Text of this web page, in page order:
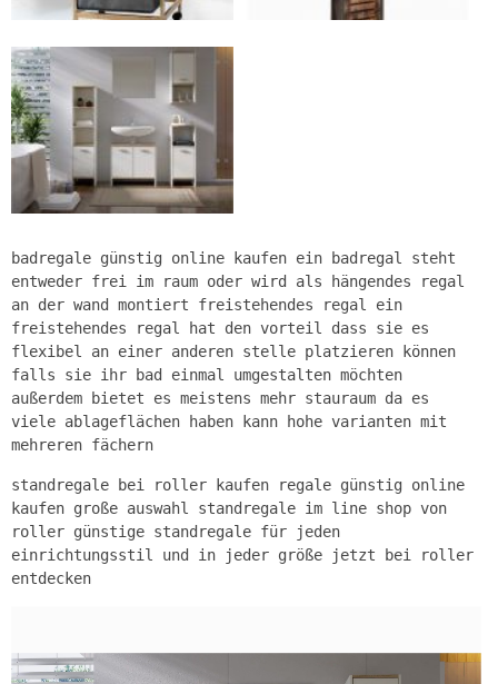
badregale günstig online kaufen ein badregal steht
entweder frei im raum oder wird als hängendes regal
an der wand montiert freistehendes regal ein
freistehendes regal hat den vorteil dass sie es
flexibel an einer anderen stelle platzieren können
falls sie ihr bad einmal umgestalten möchten
außerdem bietet es meistens mehr stauraum da es
viele ablageflächen haben kann hohe varianten mit
mehreren fächern
standregale bei roller kaufen regale günstig online
kaufen große auswahl standregale im line shop von
roller günstige standregale für jeden
einrichtungsstil und in jeder größe jetzt bei roller
entdecken